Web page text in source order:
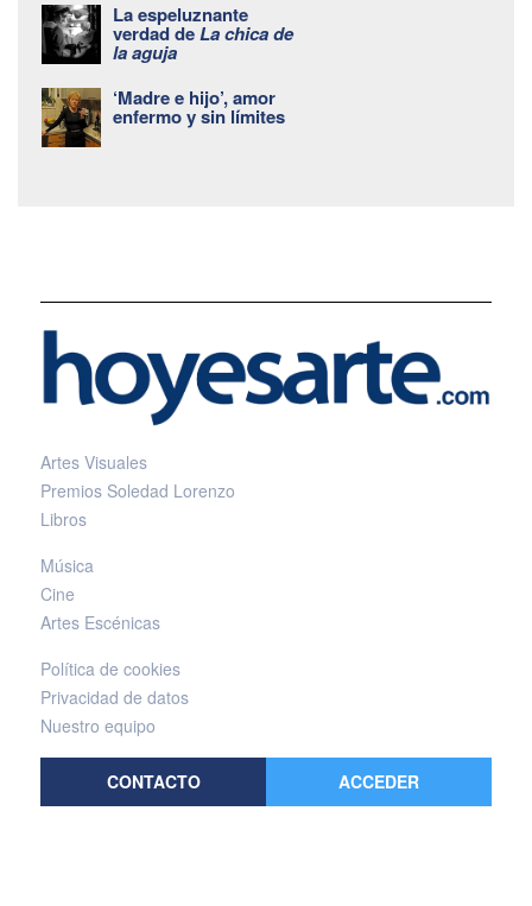
La espeluznante
verdad deLa chica de
la aguja
‘Madre e hijo’, amor
enfermo y sin límites
Artes Visuales
Premios Soledad Lorenzo
Libros
Música
Cine
Artes Escénicas
Política de cookies
Privacidad de datos
Nuestro equipo
CONTACTO ACCEDER